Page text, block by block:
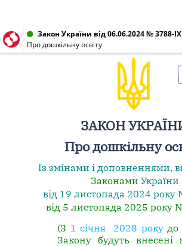
Закон України від 06.06.2024 № 3788-IX
Про дошкільну освіту